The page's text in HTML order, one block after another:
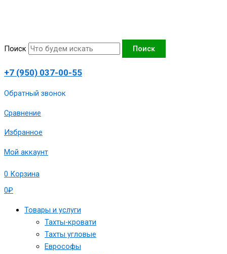
Поиск Поиск
+7 (950) 037-00-55
Обратный звонок
Сравнение
Избранное
Мой аккаунт
0₽
0 Корзина
Товары и услуги
Тахты-кровати
Тахты угловые
Еврософы
«Тринити-3»,
130х190
артикул
1980-
130-
Фсер